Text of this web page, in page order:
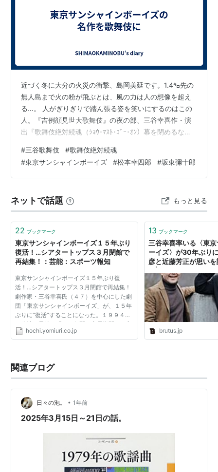
1983.9.30-10.2（池袋パモス青芸館）
『冒険王サルマニ〜最後の挑戦』1984.5.4（銀座み
『愛しの満天クラブ』1984.10.9-10（六本木アトリエ
フォンテーヌ）
『48センチの喜劇』1985.3.7-10（シアター代官山）
『くたばれサンダース』1985.9.20-23（シアター代
官山）
『ビリケン波止場のおさらばショップ』1986.12.24-
28（下北沢ザ・スズナリ）
『諸君！ ミサイルだ』1986.2.15放映（TBSテレビ
「ピックアップシアター」）
『テキサスの4本の腕』1987.5.3（ヤングプラザニッ
『眠りラクダのはじける音』1987.5.21-24（下北沢駅
前劇場）
『旦那さまから一言』1987.9.17-20（シアター代官
山）
『まさかり先生の愛と冒険』1987.11.26-29（新宿シ
アターモリエール）
『ブロードウェイの生活』1988.4.14-17（下北沢駅前
劇場）
『青池さんちの犯罪』1988.9.27-10.2（下北沢駅前
劇場）
『こんな夜の話 TOKYO SUNSHINE BOYS LIVE 1』
劇場）
『天国から北へ3キロ』1989.7.4-9（下北沢駅前劇
場）
『サンシャインの世界は廻る TOKYO SUNSHINE
BOYS LIVE 2』1989.9.7-8（横浜相鉄本多劇場）
『眠りラクダのはじける音』1989.11.22-12.3（下北
沢駅前劇場）
『東京の冬 TOKYO SUNSHINE BOYS LIVE 3』
近づく冬に大分の火災の衝撃、島岡美延です。1.4㌔先の
無人島まで火の粉が飛ぶとは、風の力は人の想像を超え
る…。 人がぎりぎりで踏ん張る姿を笑いにするのはこの
人。『吉例顔見世大歌舞伎』の夜の部、三谷幸喜作・演
出『歌舞伎絶対続魂（ｼｮｳ･ﾏｽﾄ･ｺﾞｰ･ｵﾝ）幕を閉めるな』
ャインボーイズの『ショー・マスト・ゴー・オン』の歌
舞伎版。伊勢の芝居小屋「蓬莱座」で人気の人形浄瑠璃
「義経千本桜」を歌舞伎として上演しようとして次々ト
る限り幕は下さない――。 歌舞伎座でこれほど笑ったの
は記憶がないけど、少々や…
#三谷歌舞伎 #歌舞伎絶対続魂
#東京サンシャインボーイズ #松本幸四郎 #坂東彌十郎
ネットで話題 もっと見る
22 ブックマーク
東京サンシャインボーイズ１５年ぶり
復活！…シアタートップス３月閉館で
再結集！：芸能：スポーツ報知
東京サンシャインボーイズ１５年ぶり復
活！…シアタートップス３月閉館で再結集！
劇作家・三谷幸喜氏（４７）を中心にした劇
団「東京サンシャインボーイズ」が、１５年
ぶりに“復活”することになった。１９９４年
の公演を最後に「３０年間の充電期間」に入
っていた同劇団だが、３月末に閉館する東
hochi.yomiuri.co.jp
13 ブックマーク
三谷幸喜率いる〈東
ーイズ〉が30年ぶり
彦と近藤芳正が思い
brutus.jp
関連ブログ
日々の泡。 • 1年前
2025年3月15日～21日の話。